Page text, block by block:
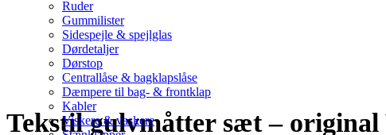
Ruder
Gummilister
Sidespejle & spejlglas
Dørdetaljer
Dørstop
Centrallåse & bagklapslåse
Dæmpere til bag- & frontklap
Kabler
Viskere & vaskere
Tekstil gulvmåtter sæt – original